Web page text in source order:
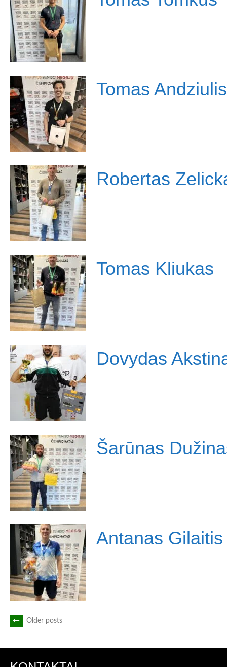
Tomas Andziulis
Robertas
Tomas Kliukas
Dovydas
Šarūnas
Antanas Gilaitis
POSTS
NAVIGATION
← Older posts